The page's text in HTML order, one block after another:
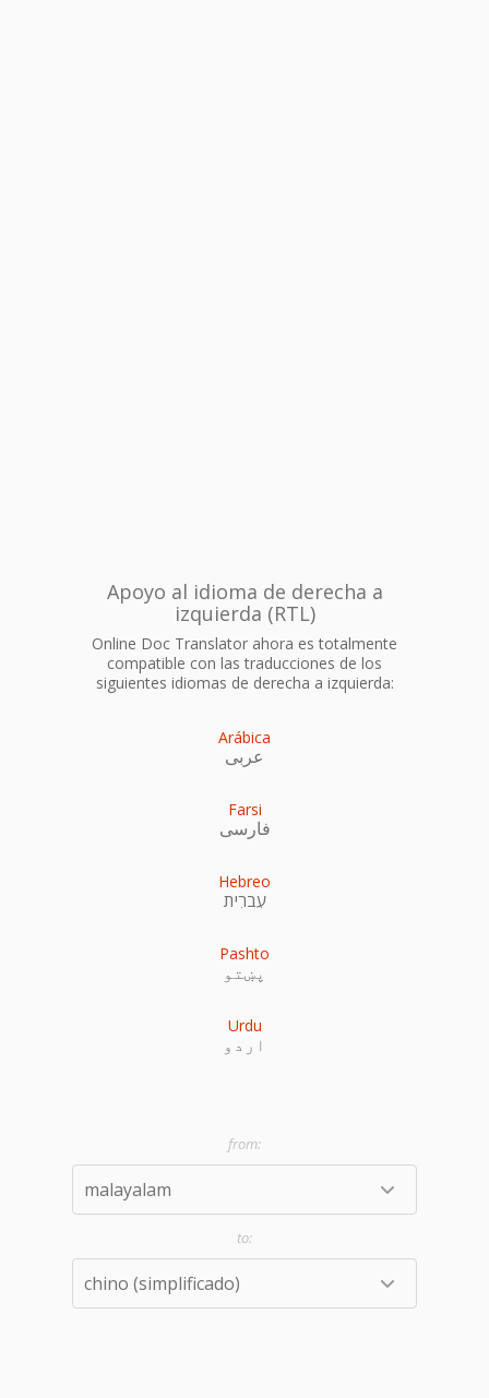
Apoyo al idioma de derecha a
izquierda (RTL)
Online Doc Translator ahora es totalmente
compatible con las traducciones de los
siguientes idiomas de derecha a izquierda:
Arábica
عربى
Farsi
فارسی
Hebreo
עִברִית
Pashto
پښتو
Urdu
اردو